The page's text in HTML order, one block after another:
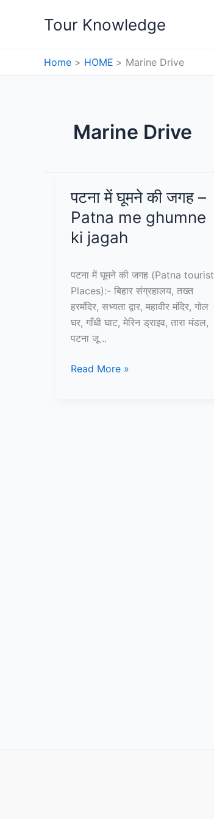
Tour Knowledge
Home HOME Marine Drive
Marine Drive
पटना में घूमने की जगह –
Patna me ghumne
ki jagah
पटना में घूमने की जगह (Patna tourist
Places):- बिहार संग्रहालय, तख्त
हरमंदिर, सभ्यता द्वार, महावीर मंदिर, गोल
घर, गाँधी घाट, मेरिन ड्राइव, तारा मंडल,
पटना जू ..
पटना
Read More »